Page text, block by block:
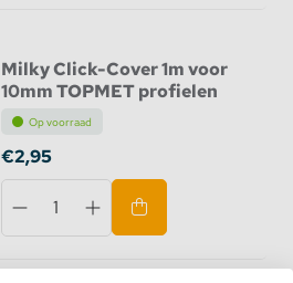
Milky Click-Cover 1m voor
10mm TOPMET profielen
Op voorraad
€2,95